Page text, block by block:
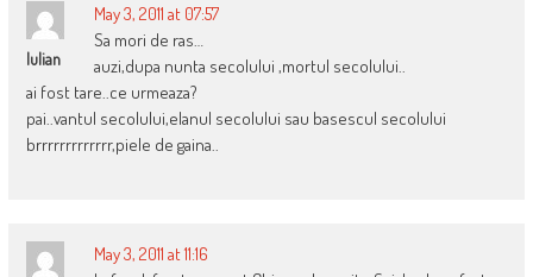
Iulian
May 3, 2011 at 07:57
Sa mori de ras…
auzi,dupa nunta secolului ,mortul secolului..
ai fost tare..ce urmeaza?
pai..vantul secolului,elanul secolului sau basescul secolului
brrrrrrrrrrrrr,piele de gaina..
May 3, 2011 at 11:16